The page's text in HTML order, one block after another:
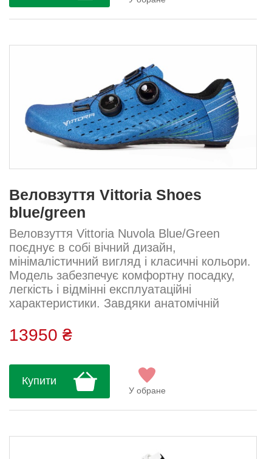
високих спортивних результатів, а...
Веловзуття Vittoria Shoes
blue/green
Веловзуття Vittoria Nuvola Blue/Green
поєднує в собі вічний дизайн,
мінімалістичний вигляд і класичні кольори.
Модель забезпечує комфортну посадку,
легкість і відмінні експлуатаційні
характеристики. Завдяки анатомічній
зручна посадка. Подвійний циферблат BOA
Li2 гарантує міцну, надійну і точну фіксацію.
забезпечує потрібну жорсткість для високих
показників, а мікроперфорований верх із
високощільної мікрофібри з матовою
шовков...
13950 ₴
Купити
У обране